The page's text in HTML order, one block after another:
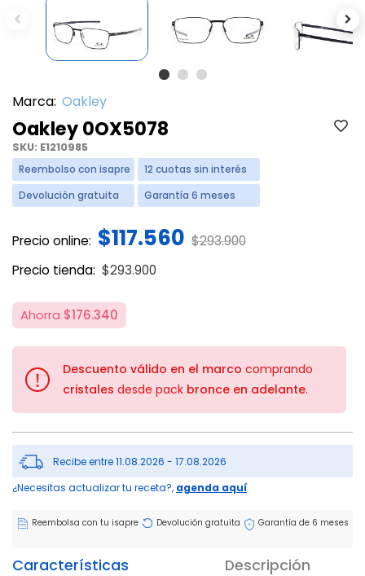
Previous
Marca: Oakley
Oakley 0OX5078
SKU: E1210985
Reembolso con isapre
12 cuotas sin interés
Devolución gratuita
Garantía 6 meses
Precio online: $117.560 Price reduced from
$293.900to
Precio tienda:
Price reduced from
$293.900
Ahorra $176.340
! Descuento válido en el marco comprando
cristales desde pack bronce en adelante.
Recibe entre 11.08.2026 - 17.08.2026
¿Necesitas actualizar tu receta?, agenda aquí
Reembolsa con tu isapre Devolución gratuita Garantía de 6 meses
Características Descripción